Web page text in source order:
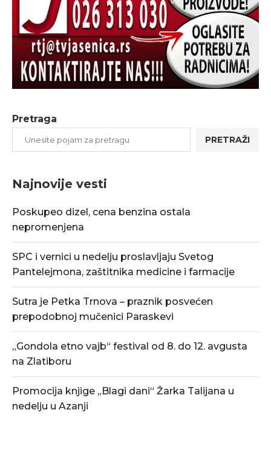
Pretraga
PRETRAŽI
Najnovije vesti
Poskupeo dizel, cena benzina ostala
nepromenjena
SPC i vernici u nedelju proslavljaju Svetog
Pantelejmona, zaštitnika medicine i farmacije
Sutra je Petka Trnova – praznik posvećen
prepodobnoj mučenici Paraskevi
„Gondola etno vajb“ festival od 8. do 12. avgusta
na Zlatiboru
Promocija knjige „Blagi dani“ Žarka Talijana u
nedelju u Azanji